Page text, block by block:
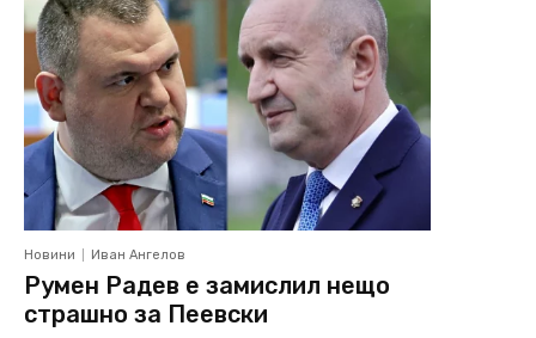
Новини Иван Ангелов
Румен Радев е замислил нещо
страшно за Пеевски